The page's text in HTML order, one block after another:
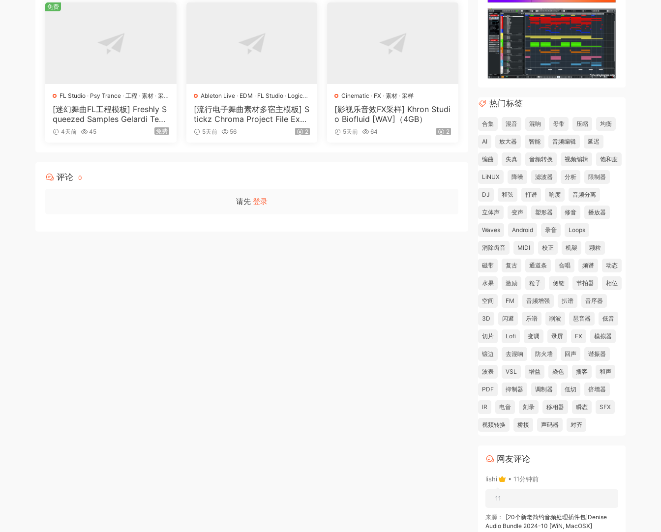
• 7 种笑声
• 180 种您在日常游戏中听到的库存对话台词，例如：“是的，先生，进入，收到，同意”
Officer. This comprehensive, game-ready collection of human voice-over sound files is tailored for scenarios
where an authoritative and dynamic police officer’s voice is essential, perfect for crime, action, simulation
game genres & situations like chase sequences, interrogations, emergency responses, crime scenes and many
Male offers over 420 immersive, game-ready voice-over sound files. These include vocalizations, fight efforts,
and everything needed to create compelling cinematic scenes, memorable characters, and outstanding
FL Studio · Psy Trance · 工程 · 素材 · 采
样
[迷幻舞曲FL工程模板] Freshly S
queezed Samples Gelardi Tem
plate Essentials Vol.1（54.7M
4天前 45 免费
免费
Ableton Live· EDM · FL Studio· Logic
Pro· Pop·工程 ·素材· 采样
[流行电子舞曲素材多宿主模板] S
tickz Chroma Project File Expa
nsion（2.53GB）
5天前 56 2
Cinematic · FX ·素材 ·采样
[影视乐音效FX采样] Khron Studi
o Biofluid [WAV]（4GB）
5天前 64 2
评论 0
请先 登录
热门标签
合集 混音 混响 母带 压缩 均衡
AI 放大器 智能 音频编辑 延迟
编曲 失真 音频转换 视频编辑 饱和度
LiNUX 降噪 滤波器 分析 限制器
DJ 和弦 打谱 响度 音频分离
立体声 变声 塑形器 修音 播放器
Waves Android 录音 Loops
消除齿音 MIDI 校正 机架 颗粒
磁带 复古 通道条 合唱 频谱 动态
水果 激励 粒子 侧链 节拍器 相位
空间 FM 音频增强 扒谱 音序器
3D 闪避 乐谱 削波 琶音器 低音
切片 Lofi 变调 录屏 FX 模拟器
镶边 去混响 防火墙 回声 谐振器
波表 VSL 增益 染色 播客 和声
PDF 抑制器 调制器 低切 倍增器
IR 电音 刻录 移相器 瞬态 SFX
视频转换 桥接 声码器 对齐
网友评论
lishi • 11分钟前
11
来源：
[20个新老简约音频处理插件包]Denise
Audio Bundle 2024-10 [WiN, MacOSX]